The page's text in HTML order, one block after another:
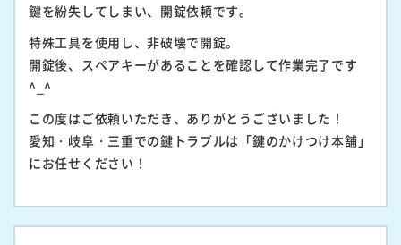
鍵を紛失してしまい、開錠依頼です。
特殊工具を使用し、非破壊で開錠。
開錠後、スペアキーがあることを確認して作業完了です
^_^
この度はご依頼いただき、ありがとうございました！
愛知・岐阜・三重での鍵トラブルは「鍵のかけつけ本舗」
にお任せください！